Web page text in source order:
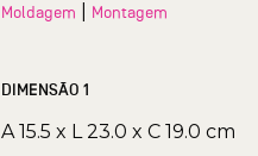
Moldagem Montagem
DIMENSÃO 1
A 15.5 x L 23.0 x C 19.0 cm